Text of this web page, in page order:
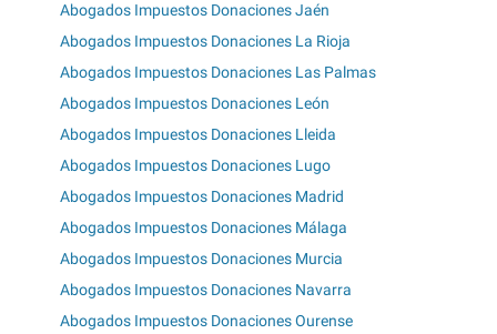
Abogados Impuestos Donaciones Jaén
Abogados Impuestos Donaciones La Rioja
Abogados Impuestos Donaciones Las Palmas
Abogados Impuestos Donaciones León
Abogados Impuestos Donaciones Lleida
Abogados Impuestos Donaciones Lugo
Abogados Impuestos Donaciones Madrid
Abogados Impuestos Donaciones Málaga
Abogados Impuestos Donaciones Murcia
Abogados Impuestos Donaciones Navarra
Abogados Impuestos Donaciones Ourense